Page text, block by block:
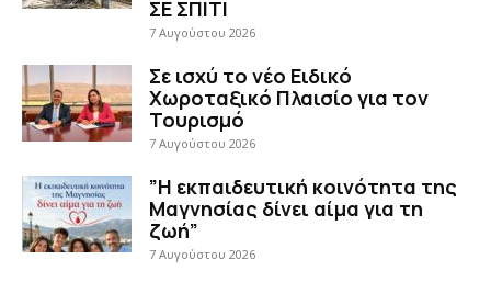
ΣΕ ΣΠΙΤΙ
7 Αυγούστου 2026
Σε ισχύ το νέο Ειδικό
Χωροταξικό Πλαισίο για τον
Τουρισμό
7 Αυγούστου 2026
”Η εκπαιδευτική κοινότητα της
Μαγνησίας δίνει αίμα για τη
ζωή”
7 Αυγούστου 2026